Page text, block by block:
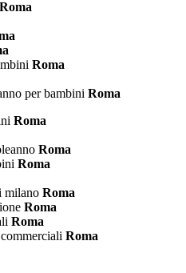
Roma
Roma
per bambini Roma
Roma
Roma
Roma
milano Roma
Roma
Roma
Roma